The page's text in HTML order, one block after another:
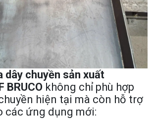
dây chuyền sản xuất
BRUCO không chỉ phù hợp
hiện tại mà còn hỗ trợ
các ứng dụng mới: